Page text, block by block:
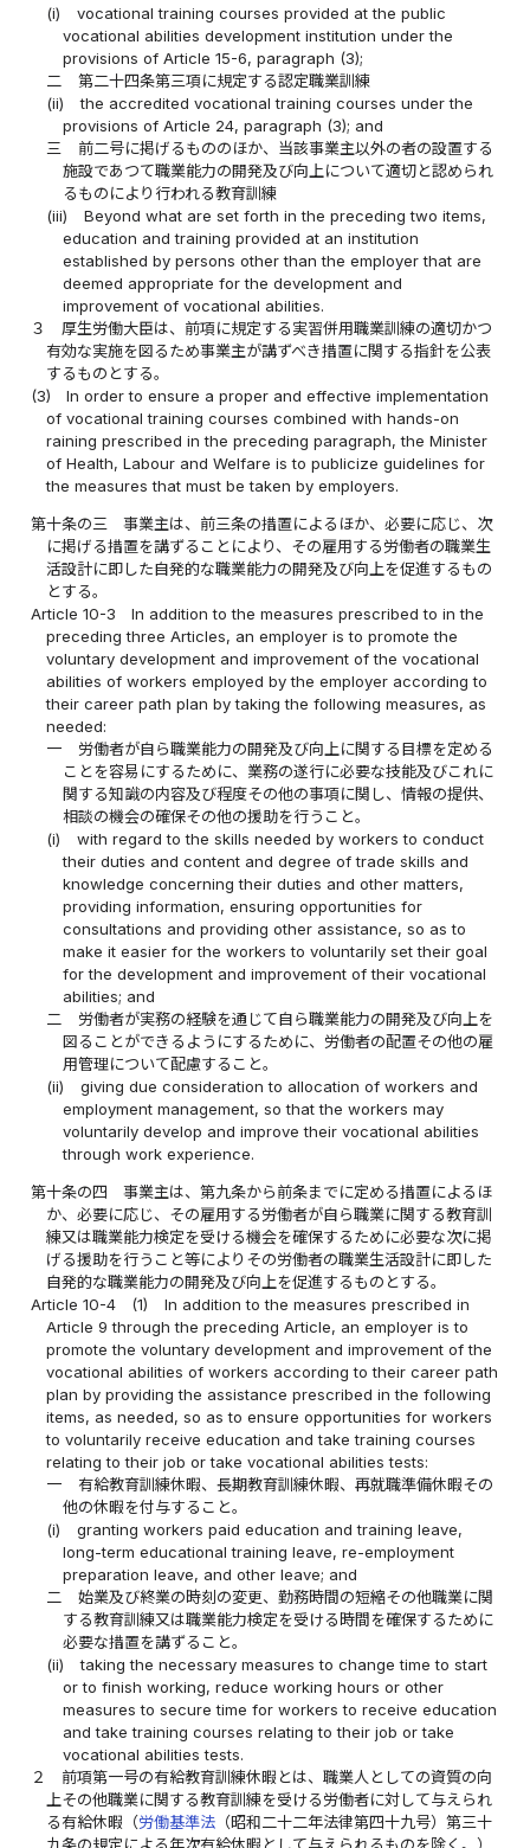
(i)
vocational training courses provided at the public
vocational abilities development institution under the
provisions of Article 15-6, paragraph (3);
二
第二十四条第三項に規定する認定職業訓練
(ii)
the accredited vocational training courses under the
provisions of Article 24, paragraph (3); and
三
前二号に掲げるもののほか、当該事業主以外の者の設置する
施設であつて職業能力の開発及び向上について適切と認められ
るものにより行われる教育訓練
(iii)
Beyond what are set forth in the preceding two items,
education and training provided at an institution
established by persons other than the employer that are
deemed appropriate for the development and
improvement of vocational abilities.
３
厚生労働大臣は、前項に規定する実習併用職業訓練の適切かつ
有効な実施を図るため事業主が講ずべき措置に関する指針を公表
するものとする。
(3)
In order to ensure a proper and effective implementation
of vocational training courses combined with hands-on
raining prescribed in the preceding paragraph, the Minister
of Health, Labour and Welfare is to publicize guidelines for
the measures that must be taken by employers.
第十条の三
事業主は、前三条の措置によるほか、必要に応じ、次
に掲げる措置を講ずることにより、その雇用する労働者の職業生
活設計に即した自発的な職業能力の開発及び向上を促進するもの
とする。
Article 10-3
In addition to the measures prescribed to in the
preceding three Articles, an employer is to promote the
voluntary development and improvement of the vocational
abilities of workers employed by the employer according to
their career path plan by taking the following measures, as
needed:
一
労働者が自ら職業能力の開発及び向上に関する目標を定める
ことを容易にするために、業務の遂行に必要な技能及びこれに
関する知識の内容及び程度その他の事項に関し、情報の提供、
相談の機会の確保その他の援助を行うこと。
(i)
with regard to the skills needed by workers to conduct
their duties and content and degree of trade skills and
knowledge concerning their duties and other matters,
providing information, ensuring opportunities for
consultations and providing other assistance, so as to
make it easier for the workers to voluntarily set their goal
for the development and improvement of their vocational
abilities; and
二
労働者が実務の経験を通じて自ら職業能力の開発及び向上を
図ることができるようにするために、労働者の配置その他の雇
用管理について配慮すること。
(ii)
giving due consideration to allocation of workers and
employment management, so that the workers may
voluntarily develop and improve their vocational abilities
through work experience.
第十条の四
事業主は、第九条から前条までに定める措置によるほ
か、必要に応じ、その雇用する労働者が自ら職業に関する教育訓
練又は職業能力検定を受ける機会を確保するために必要な次に掲
げる援助を行うこと等によりその労働者の職業生活設計に即した
自発的な職業能力の開発及び向上を促進するものとする。
Article 10-4
(1)
In addition to the measures prescribed in
Article 9 through the preceding Article, an employer is to
promote the voluntary development and improvement of the
vocational abilities of workers according to their career path
plan by providing the assistance prescribed in the following
items, as needed, so as to ensure opportunities for workers
to voluntarily receive education and take training courses
relating to their job or take vocational abilities tests:
一
有給教育訓練休暇、長期教育訓練休暇、再就職準備休暇その
他の休暇を付与すること。
(i)
granting workers paid education and training leave,
long-term educational training leave, re-employment
preparation leave, and other leave; and
二
始業及び終業の時刻の変更、勤務時間の短縮その他職業に関
する教育訓練又は職業能力検定を受ける時間を確保するために
必要な措置を講ずること。
(ii)
taking the necessary measures to change time to start
or to finish working, reduce working hours or other
measures to secure time for workers to receive education
and take training courses relating to their job or take
vocational abilities tests.
２
前項第一号の有給教育訓練休暇とは、職業人としての資質の向
上その他職業に関する教育訓練を受ける労働者に対して与えられ
る有給休暇（労働基準法 （昭和二十二年法律第四十九号）第三十